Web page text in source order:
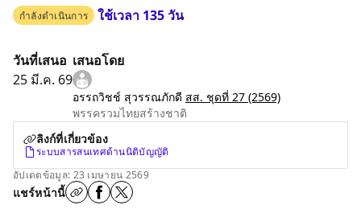
กำลังดำเนินการ ใช้เวลา 135 วัน
วันที่เสนอ
25 มี.ค. 69
เสนอโดย
อรรถวิชช์ สุวรรณภักดี สส. ชุดที่ 27 (2569)
พรรครวมไทยสร้างชาติ
ลิงก์ที่เกี่ยวข้อง
ระบบสารสนเทศด้านนิติบัญญัติ
อัปเดตข้อมูล: 23 เมษายน 2569
แชร์หน้านี้